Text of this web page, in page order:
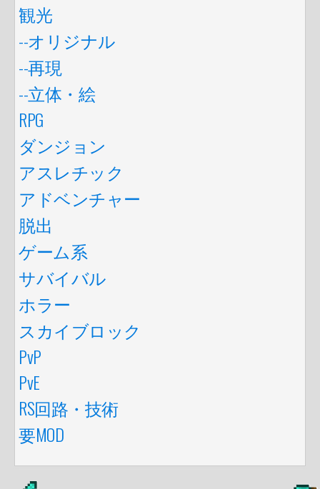
観光
--オリジナル
--再現
--立体・絵
RPG
ダンジョン
アスレチック
アドベンチャー
脱出
ゲーム系
サバイバル
ホラー
スカイブロック
PvP
PvE
RS回路・技術
要MOD